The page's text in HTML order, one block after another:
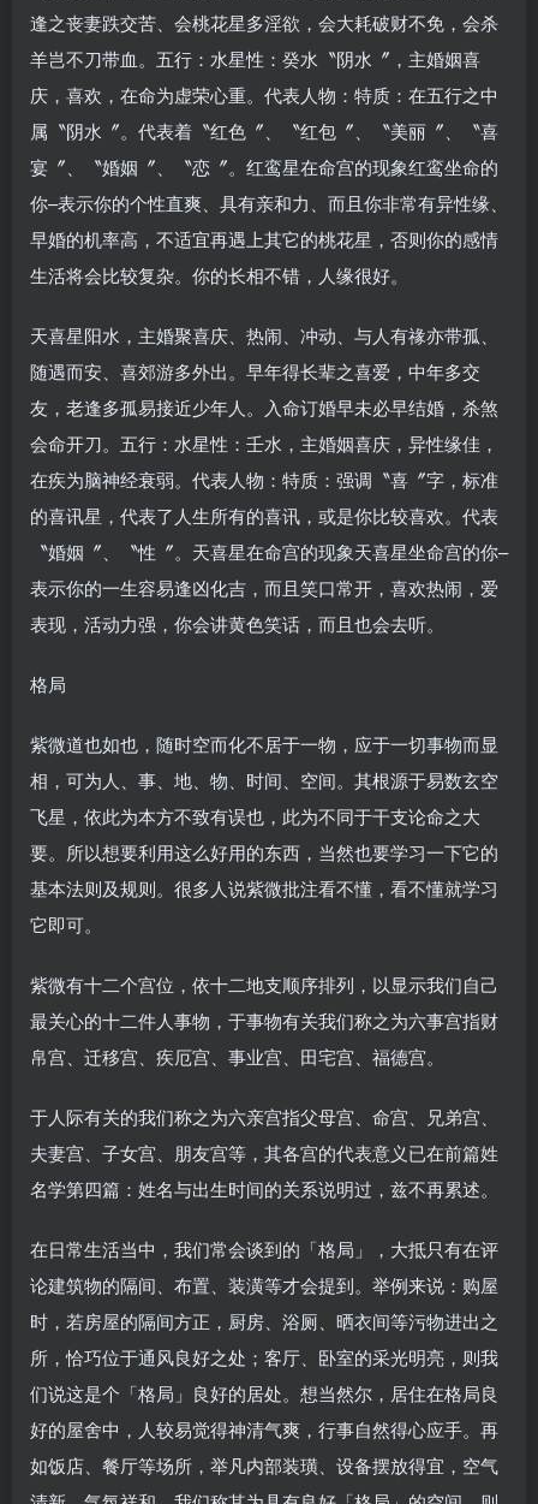
逢之丧妻跌交苦、会桃花星多淫欲，会大耗破财不免，会杀
羊岂不刀带血。五行：水星性：癸水〝阴水〞，主婚姻喜
庆，喜欢，在命为虚荣心重。代表人物：特质：在五行之中
属〝阴水〞。代表着〝红色〞、〝红包〞、〝美丽〞、〝喜
宴〞、〝婚姻〞、〝恋〞。红鸾星在命宫的现象红鸾坐命的
你–表示你的个性直爽、具有亲和力、而且你非常有异性缘、
早婚的机率高，不适宜再遇上其它的桃花星，否则你的感情
生活将会比较复杂。你的长相不错，人缘很好。
天喜星阳水，主婚聚喜庆、热闹、冲动、与人有禒亦带孤、
随遇而安、喜郊游多外出。早年得长辈之喜爱，中年多交
友，老逢多孤易接近少年人。入命订婚早未必早结婚，杀煞
会命开刀。五行：水星性：壬水，主婚姻喜庆，异性缘佳，
在疾为脑神经衰弱。代表人物：特质：强调〝喜〞字，标准
的喜讯星，代表了人生所有的喜讯，或是你比较喜欢。代表
〝婚姻〞、〝性〞。天喜星在命宫的现象天喜星坐命宫的你–
表示你的一生容易逢凶化吉，而且笑口常开，喜欢热闹，爱
表现，活动力强，你会讲黄色笑话，而且也会去听。
格局
紫微道也如也，随时空而化不居于一物，应于一切事物而显
相，可为人、事、地、物、时间、空间。其根源于易数玄空
飞星，依此为本方不致有误也，此为不同于干支论命之大
要。所以想要利用这么好用的东西，当然也要学习一下它的
基本法则及规则。很多人说紫微批注看不懂，看不懂就学习
它即可。
紫微有十二个宫位，依十二地支顺序排列，以显示我们自己
最关心的十二件人事物，于事物有关我们称之为六事宫指财
帛宫、迁移宫、疾厄宫、事业宫、田宅宫、福德宫。
于人际有关的我们称之为六亲宫指父母宫、命宫、兄弟宫、
夫妻宫、子女宫、朋友宫等，其各宫的代表意义已在前篇姓
名学第四篇：姓名与出生时间的关系说明过，兹不再累述。
在日常生活当中，我们常会谈到的「格局」，大抵只有在评
论建筑物的隔间、布置、装潢等才会提到。举例来说：购屋
时，若房屋的隔间方正，厨房、浴厕、晒衣间等污物进出之
所，恰巧位于通风良好之处；客厅、卧室的采光明亮，则我
们说这是个「格局」良好的居处。想当然尔，居住在格局良
好的屋舍中，人较易觉得神清气爽，行事自然得心应手。再
如饭店、餐厅等场所，举凡内部装璜、设备摆放得宜，空气